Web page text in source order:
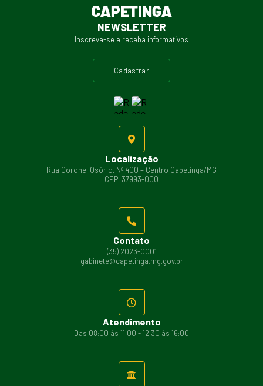
Localização
Rua Coronel Osório, Nº 400 – Centro Capetinga/MG
CEP: 37993-000
Contato
(35) 2023-0001
gabinete@capetinga.mg.gov.br
Atendimento
Das 08:00 às 11:00 - 12:30 às 16:00
NEWSLETTER
Inscreva-se e receba informativos
cadastrar